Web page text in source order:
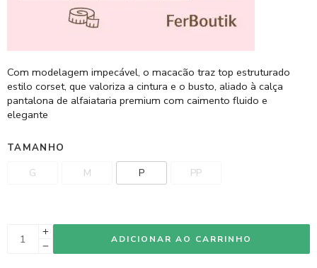
Com modelagem impecável, o macacão traz top estruturado
estilo corset, que valoriza a cintura e o busto, aliado à calça
pantalona de alfaiataria premium com caimento fluido e
elegante
TAMANHO
G M P PP
ADICIONAR AO CARRINHO